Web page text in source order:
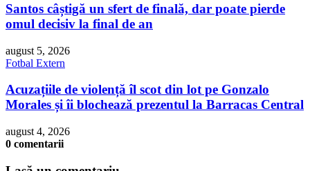
Santos câștigă un sfert de finală, dar poate pierde
omul decisiv la final de an
august 5, 2026
Fotbal Extern
Acuzațiile de violență îl scot din lot pe Gonzalo
Morales și îi blochează prezentul la Barracas Central
august 4, 2026
0 comentarii